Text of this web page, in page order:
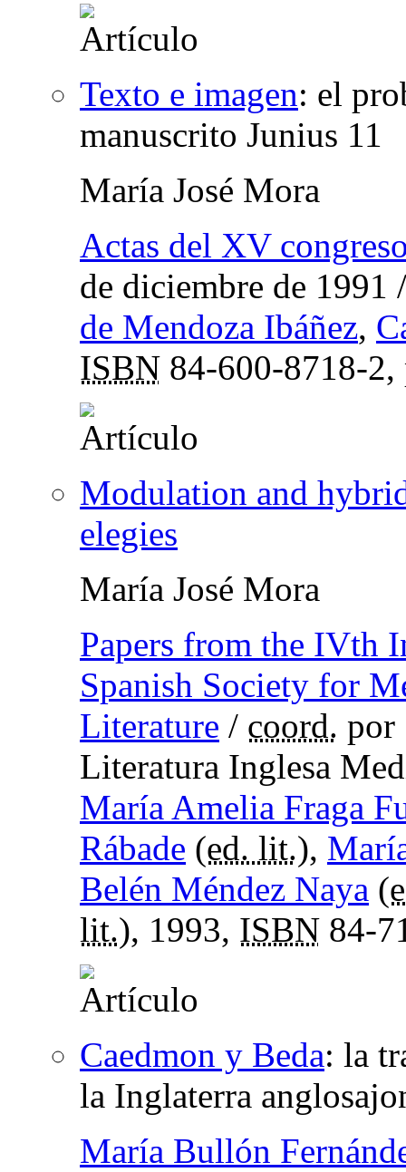
Texto e imagen: el
manuscrito Junius 11
María José Mora
Actas del XV
de diciembre de 1991
de Mendoza Ibáñez,
ISBN 84-600-8718-2,
Modulation and
elegies
María José Mora
Papers from the IVth
Spanish Society for
Literature / coord. por
Literatura Inglesa
María Amelia Fraga
Rábade (ed. lit.),
Belén Méndez Naya (
lit.), 1993, ISBN 84-
Caedmon y Beda: la
la Inglaterra
María Bullón